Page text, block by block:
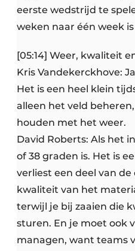
eerste wedstrijd te
weken naar één week
[05:14] Weer, kwaliteit
Kris Vandekerckhove:
Het is een heel klein
alleen het veld
houden met het weer.
David Roberts: Als het
of 38 graden is. Het is
verliest een deel van
kwaliteit van het
terwijl je bij zaaien die
sturen. En je moet ook
managen, want teams